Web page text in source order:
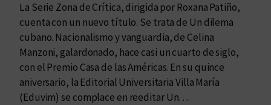
La Serie Zona de Crítica, dirigida por Roxana Patiño,
cuenta con un nuevo título. Se trata de Un dilema
cubano. Nacionalismo y vanguardia, de Celina
Manzoni, galardonado, hace casi un cuarto de siglo,
con el Premio Casa de las Américas. En su quince
aniversario, la Editorial Universitaria Villa María
(Eduvim) se complace en reeditar Un…